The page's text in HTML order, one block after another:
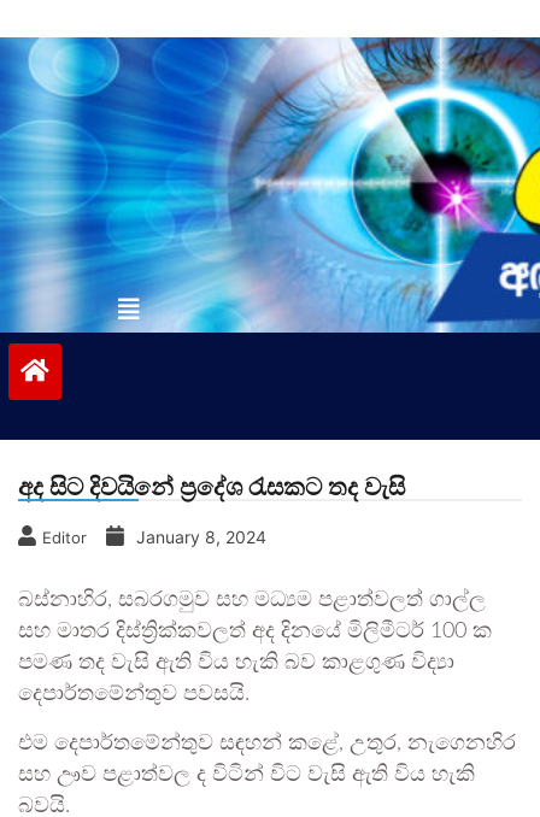
to
contentvinivida.lk
අද සිට දිවයිනේ ප්‍රදේශ රැසකට තද වැසි
Editor January 8, 2024
බස්නාහිර, සබරගමුව සහ මධ්‍යම පළාත්වලත් ගාල්ල
සහ මාතර දිස්ත්‍රික්කවලත් අද දිනයේ මිලිමීටර් 100 ක
පමණ තද වැසි ඇති විය හැකි බව කාළගුණ විද්‍යා
දෙපාර්තමේන්තුව පවසයි.
එම දෙපාර්තමේන්තුව සඳහන් කළේ, උතුර, නැගෙනහිර
සහ ඌව පළාත්වල ද විටින් විට වැසි ඇති විය හැකි
බවයි.